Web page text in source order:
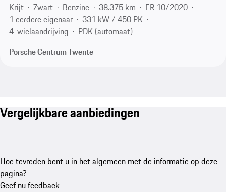
Krijt
Zwart Benzine 38.375 km
ER 10/2020
1 eerdere eigenaar
331 kW / 450 PK
4-wielaandrijving
PDK (automaat)
Porsche Centrum Twente
Vergelijkbare aanbiedingen
Hoe tevreden bent u in het algemeen met de informatie op deze
pagina?
Geef nu feedback